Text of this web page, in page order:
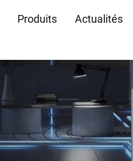
Produits Actualités